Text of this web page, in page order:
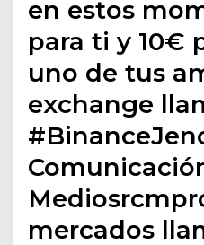
en estos
para ti y 10€
uno de tus
exchange
mercados